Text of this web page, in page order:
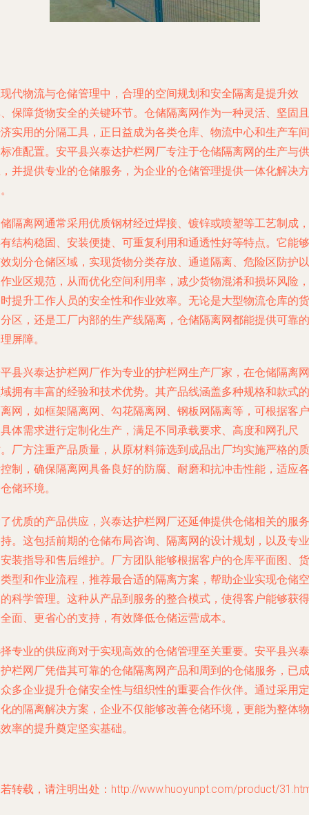
代物流与仓储管理中，合理的空间规划和安全隔离是提升效
保障货物安全的关键环节。仓储隔离网作为一种灵活、坚固且
实用的分隔工具，正日益成为各类仓库、物流中心和生产车间
准配置。安平县兴泰达护栏网厂专注于仓储隔离网的生产与供
并提供专业的仓储服务，为企业的仓储管理提供一体化解决方
隔离网通常采用优质钢材经过焊接、镀锌或喷塑等工艺制成，
结构稳固、安装便捷、可重复利用和通透性好等特点。它能够
划分仓储区域，实现货物分类存放、通道隔离、危险区防护以
业区规范，从而优化空间利用率，减少货物混淆和损坏风险，
提升工作人员的安全性和作业效率。无论是大型物流仓库的货
区，还是工厂内部的生产线隔离，仓储隔离网都能提供可靠的
屏障。
县兴泰达护栏网厂作为专业的护栏网生产厂家，在仓储隔离网
拥有丰富的经验和技术优势。其产品线涵盖多种规格和款式的
网，如框架隔离网、勾花隔离网、钢板网隔离等，可根据客户
体需求进行定制化生产，满足不同承载要求、高度和网孔尺
厂方注重产品质量，从原材料筛选到成品出厂均实施严格的质
制，确保隔离网具备良好的防腐、耐磨和抗冲击性能，适应各
储环境。
优质的产品供应，兴泰达护栏网厂还延伸提供仓储相关的服务
。这包括前期的仓储布局咨询、隔离网的设计规划，以及专业
装指导和售后维护。厂方团队能够根据客户的仓库平面图、货
型和作业流程，推荐最合适的隔离方案，帮助企业实现仓储空
科学管理。这种从产品到服务的整合模式，使得客户能够获得
面、更省心的支持，有效降低仓储运营成本。
专业的供应商对于实现高效的仓储管理至关重要。安平县兴泰
栏网厂凭借其可靠的仓储隔离网产品和周到的仓储服务，已成
多企业提升仓储安全性与组织性的重要合作伙伴。通过采用定
的隔离解决方案，企业不仅能够改善仓储环境，更能为整体物
率的提升奠定坚实基础。
转载，请注明出处：http://www.huoyunpt.com/product/